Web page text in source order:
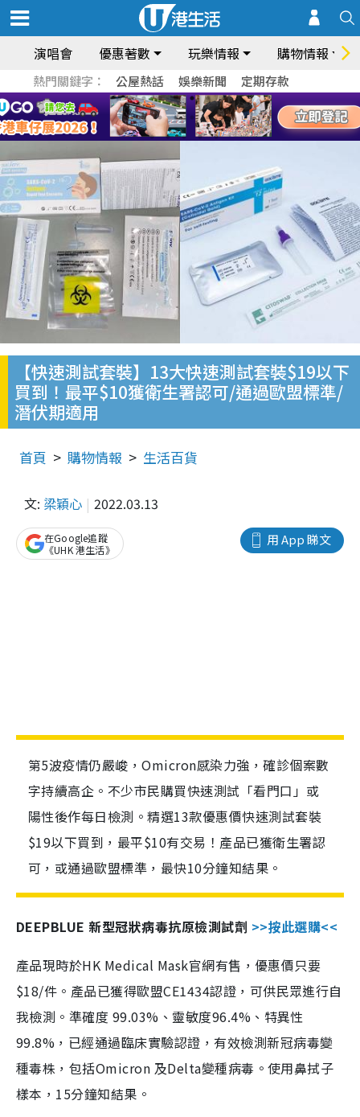
演唱會 優惠著數 玩樂情報 購物情報
熱門關鍵字： 公屋熱話 娛樂新聞 定期存款
【快速測試套裝】13大快速測試套裝$19以下
買到！最平$10獲衛生署認可/通過歐盟標準/
潛伏期適用
首頁 購物情報 生活百貨
文: 梁穎心 2022.03.13
用 App 睇文
在Google追蹤
《UHK 港生活》
第5波疫情仍嚴峻，Omicron感染力強，確診個案數
字持續高企。不少市民購買快速測試「看門口」或
陽性後作每日檢測。精選13款優惠價快速測試套裝
$19以下買到，最平$10有交易！產品已獲衛生署認
可，或通過歐盟標準，最快10分鐘知結果。
DEEPBLUE 新型冠狀病毒抗原檢測試劑 >>按此選購<<
產品現時於HK Medical Mask官網有售，優惠價只要
$18/件。產品已獲得歐盟CE1434認證，可供民眾進行自
我檢測。準確度 99.03%、靈敏度96.4%、特異性
99.8%，已經通過臨床實驗認證，有效檢測新冠病毒變
種毒株，包括Omicron 及Delta變種病毒。使用鼻拭子
樣本，15分鐘知結果。